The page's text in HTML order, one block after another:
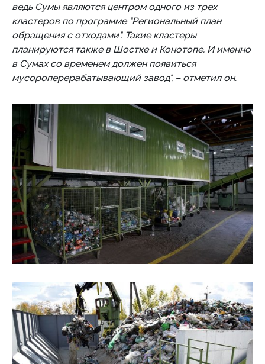
ведь Сумы являются центром одного из трех
кластеров по программе "Региональный план
обращения с отходами". Такие кластеры
планируются также в Шостке и Конотопе. И именно
в Сумах со временем должен появиться
мусороперерабатывающий завод", – отметил он.